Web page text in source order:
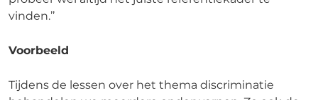
vinden.’’
Voorbeeld
Tijdens de lessen over het thema discriminatie